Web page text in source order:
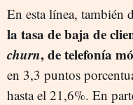
En esta línea, también
la tasa de baja de
churn, de telefonía
en 3,3 puntos
hasta el 21,6%. En